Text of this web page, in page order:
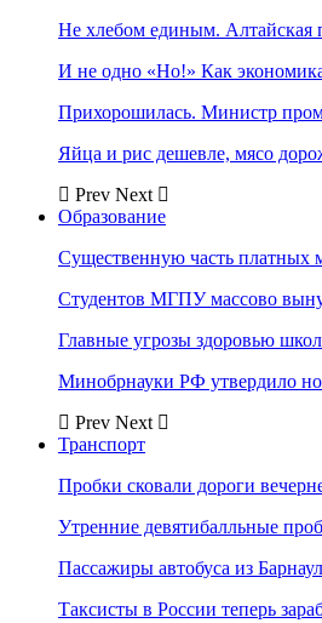
Не хлебом единым.
И не одно «Но!» Как
Прихорошилась. Министр
Яйца и рис дешевле, мясо
Prev Next
Образование
Существенную часть платных
Студентов МГПУ массово
Главные угрозы здоровью
Минобрнауки РФ утвердило
Prev Next
Транспорт
Пробки сковали дороги
Утренние девятибалльные
Пассажиры автобуса из
Таксисты в России теперь